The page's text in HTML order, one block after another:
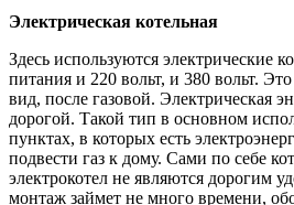
Электрическая котельная
Здесь используются электрические
питания и 220 вольт, и 380 вольт.
вид, после газовой. Электрическая
дорогой. Такой тип в основном
пунктах, в которых есть
подвести газ к дому. Сами по себе
электрокотел не являются дорогим
монтаж займет не много времени,